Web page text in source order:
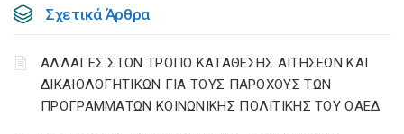
Σχετικά Άρθρα
ΑΛΛΑΓΕΣ ΣΤΟΝ ΤΡΟΠΟ ΚΑΤΑΘΕΣΗΣ ΑΙΤΗΣΕΩΝ ΚΑΙ
ΔΙΚΑΙΟΛΟΓΗΤΙΚΩΝ ΓΙΑ ΤΟΥΣ ΠΑΡΟΧΟΥΣ ΤΩΝ
ΠΡΟΓΡΑΜΜΑΤΩΝ ΚΟΙΝΩΝΙΚΗΣ ΠΟΛΙΤΙΚΗΣ ΤΟΥ ΟΑΕΔ